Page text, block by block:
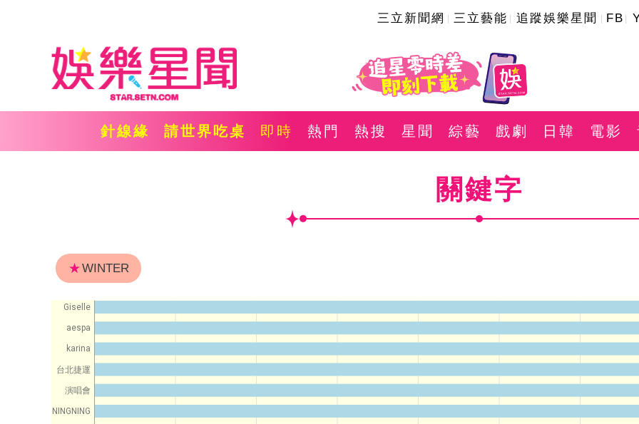
三立新聞網 三立藝能 追蹤娛樂星聞 FB
針線緣 請世界吃桌 即時 熱門 熱搜 星聞 綜藝 戲劇 日韓 電影
關鍵字
★WINTER
Giselle
aespa
karina
台北捷運
演唱會
NINGNING